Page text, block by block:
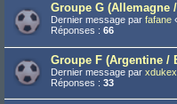
Groupe G (Allemagne
Dernier message par fafane
Réponses : 66
Groupe F (Argentine /
Dernier message par xdukex
Réponses : 33